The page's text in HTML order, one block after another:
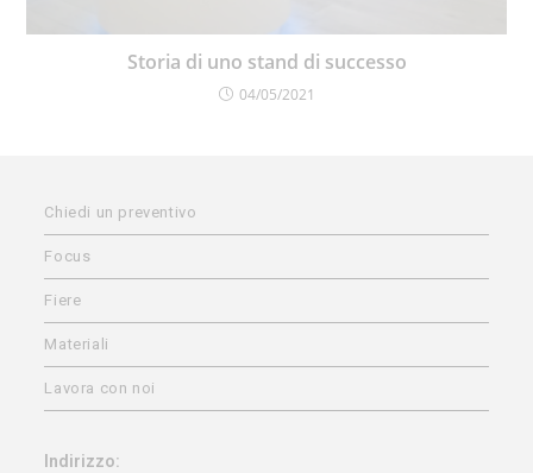
Storia di uno stand di successo
04/05/2021
Chiedi un preventivo
Focus
Fiere
Materiali
Lavora con noi
Indirizzo: